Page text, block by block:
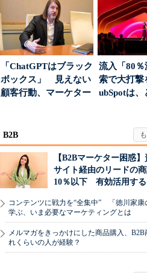
め...
「ChatGPTはブラック
ボックス」 見えない
顧客行動、マーケター
流入「80
索で大打撃
ubSpotは、
B2B
【B2Bマーケター困惑
サイト経由のリードの
10％以下 有効活用する
コンテンツに戦力を“全集中” 「徳川家康
学ぶ、いま必要なマーケティングとは
メルマガをきっかけにした商品購入、B2B
れくらいの人が経験？